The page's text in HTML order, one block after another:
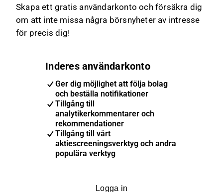
Skapa ett gratis användarkonto och försäkra dig
om att inte missa några börsnyheter av intresse
för precis dig!
Inderes användarkonto
Ger dig möjlighet att följa bolag
och beställa notifikationer
Tillgång till
analytikerkommentarer och
rekommendationer
Tillgång till vårt
aktiescreeningsverktyg och andra
populära verktyg
Logga in